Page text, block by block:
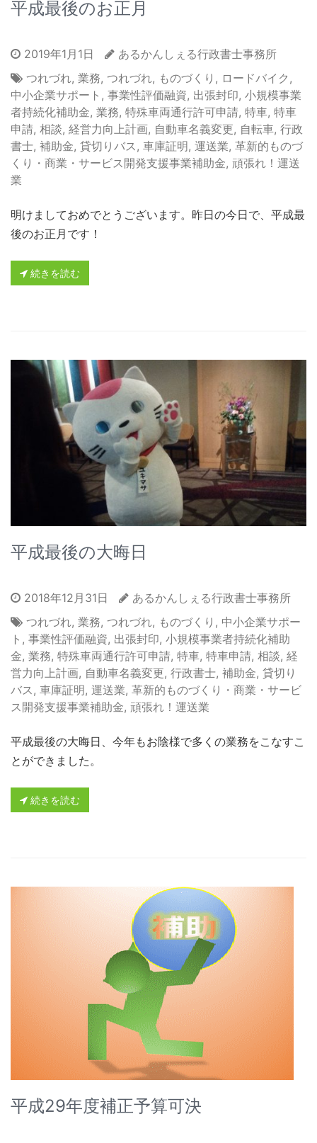
平成最後のお正月
2019年1月1日
あるかんしぇる行政書士事務所
つれづれ, 業務, つれづれ, ものづくり , ロードバイク ,
中小企業サポート , 事業性評価融資, 出張封印, 小規模事業
者持続化補助金, 業務, 特殊車両通行許可申請, 特車, 特車
申請, 相談, 経営力向上計画, 自動車名義変更, 自転車, 行政
書士, 補助金, 貸切りバス , 車庫証明, 運送業, 革新的ものづ
くり・商業・サービス開発支援事業補助金, 頑張れ！運送
業
明けましておめでとうございます。昨日の今日で、平成最
後のお正月です！
続きを読む
平成最後の大晦日
2018年12月31日
あるかんしぇる行政書士事務所
つれづれ, 業務, つれづれ, ものづくり , 中小企業サポー
ト , 事業性評価融資, 出張封印, 小規模事業者持続化補助
金, 業務, 特殊車両通行許可申請, 特車, 特車申請, 相談, 経
営力向上計画, 自動車名義変更, 行政書士, 補助金, 貸切り
バス , 車庫証明, 運送業, 革新的ものづくり・商業・サービ
ス開発支援事業補助金, 頑張れ！運送業
平成最後の大晦日、今年もお陰様で多くの業務をこなすこ
とができました。
続きを読む
平成29年度補正予算可決